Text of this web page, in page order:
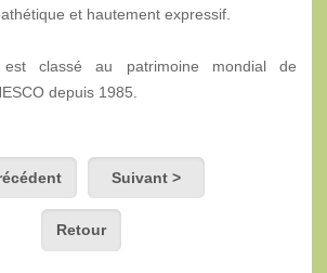
et hautement expressif.
classé au patrimoine mondial de
depuis 1985.
Suivant >
Retour